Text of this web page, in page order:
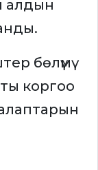
алдын
бөлүмү
коргоо